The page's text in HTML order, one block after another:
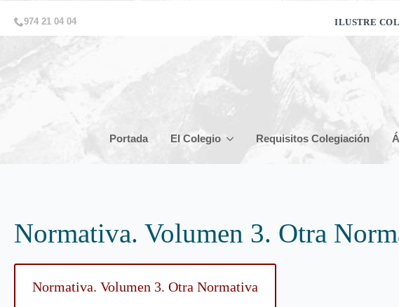
974 21 04 04 ILUSTRE
Portada El Colegio Requisitos Colegiación
Normativa. Volumen 3. Otra
Normativa. Volumen 3. Otra Normativa